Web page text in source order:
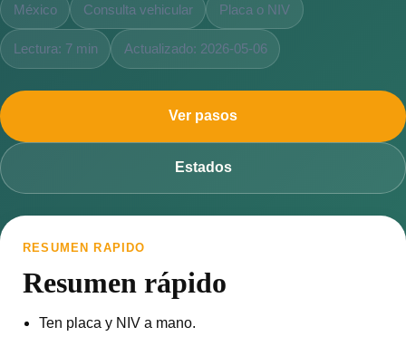
México Consulta vehicular Placa o NIV
Lectura: 7 min Actualizado: 2026-05-06
Ver pasos
Estados
RESUMEN RAPIDO
Resumen rápido
Ten placa y NIV a mano.